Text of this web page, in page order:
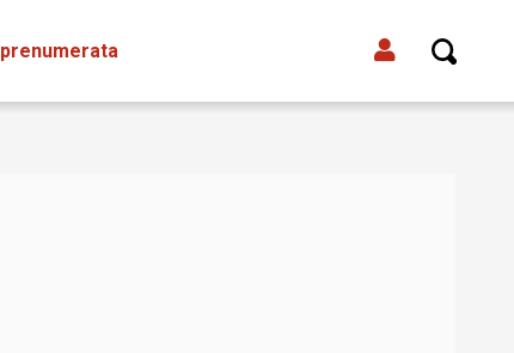
prenumerata